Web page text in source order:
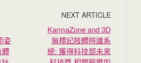
姿
體
NEXT ARTICLE
KarmaZone and 3D
無標記肢體辨識系
統: 獲得科技部未來